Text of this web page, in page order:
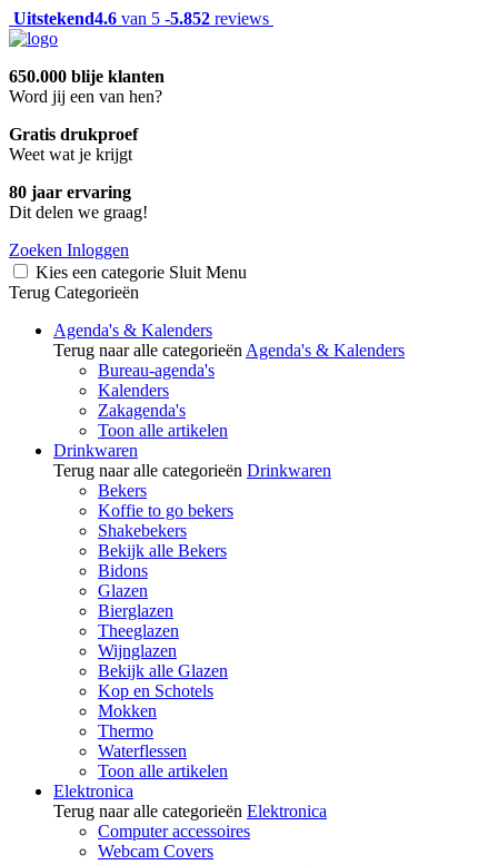
Uitstekend4.6 van 5 -5.852 reviews
650.000 blije klanten
Word jij een van hen?
Gratis drukproef
Weet wat je krijgt
80 jaar ervaring
Dit delen we graag!
Zoeken Inloggen
Kies een categorie Sluit Menu
Terug Categorieën
Agenda's & Kalenders
Terug naar alle categorieën Agenda's & Kalenders
Bureau-agenda's
Kalenders
Zakagenda's
Toon alle artikelen
Drinkwaren
Terug naar alle categorieën Drinkwaren
Bekers
Koffie to go bekers
Shakebekers
Bekijk alle Bekers
Bidons
Glazen
Bierglazen
Theeglazen
Wijnglazen
Bekijk alle Glazen
Kop en Schotels
Mokken
Thermo
Waterflessen
Toon alle artikelen
Elektronica
Terug naar alle categorieën Elektronica
Computer accessoires
Webcam Covers